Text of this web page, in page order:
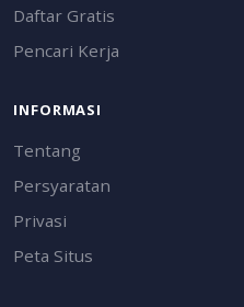
Daftar Gratis
Pencari Kerja
INFORMASI
Tentang
Persyaratan
Privasi
Peta Situs